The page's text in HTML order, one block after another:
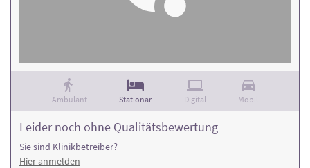
Ambulant Stationär Digital Mobil
Leider noch ohne Qualitätsbewertung
Sie sind Klinikbetreiber?
Hier anmelden